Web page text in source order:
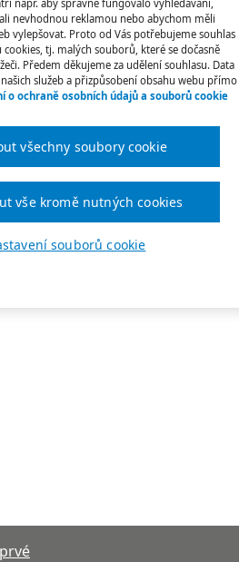
platná.
např. aby správně fungovalo vyhledávání,
nevhodnou reklamou nebo abychom měli
vylepšovat. Proto od Vás potřebujeme souhlas
tj. malých souborů, které se dočasně
Předem děkujeme za udělení souhlasu. Data
služeb a přizpůsobení obsahu webu přímo
o ochraně osobních údajů a souborů cookie
souborů cookie
vše kromě nutných cookies
všechny soubory cookie